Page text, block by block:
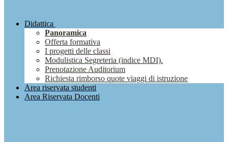
Didattica
Panoramica
Offerta formativa
I progetti delle classi
Modulistica Segreteria (indice MDI).
Prenotazione Auditorium
Richiesta rimborso quote viaggi di istruzione
Area riservata studenti
Area Riservata Docenti